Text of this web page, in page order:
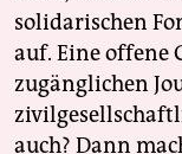
solidarischen
auf. Eine offene
zugänglichen
auch? Dann